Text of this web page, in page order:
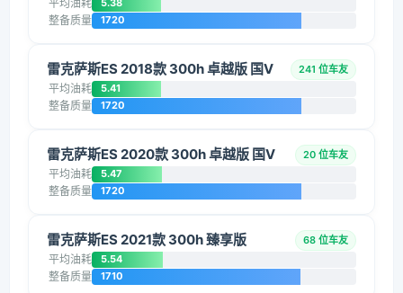
平均油耗 5.38
整备质量 1720
雷克萨斯ES 2018款 300h 卓越版 国V 241 位车友
平均油耗 5.41
整备质量 1720
雷克萨斯ES 2020款 300h 卓越版 国V 20 位车友
平均油耗 5.47
整备质量 1720
雷克萨斯ES 2021款 300h 臻享版 68 位车友
平均油耗 5.54
整备质量 1710